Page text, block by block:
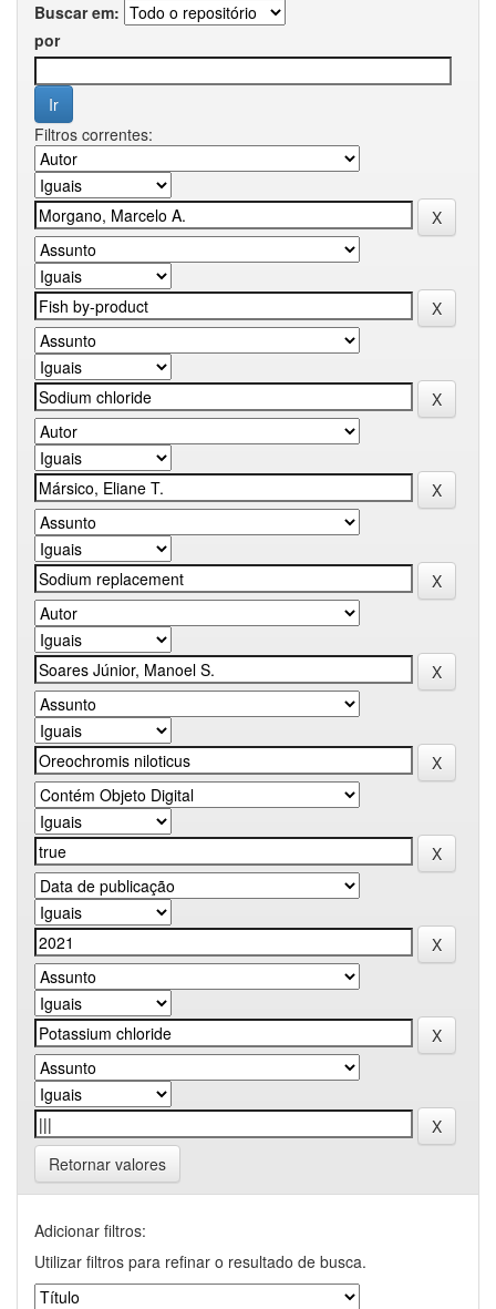
Buscar em:
por
Filtros correntes:
Retornar valores
Adicionar filtros:
Utilizar filtros para refinar o resultado de busca.